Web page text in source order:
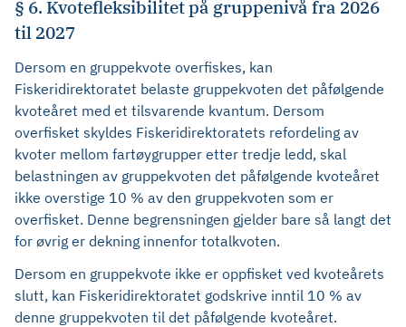
§ 6. Kvotefleksibilitet på gruppenivå fra 2026
til 2027
Dersom en gruppekvote overfiskes, kan
Fiskeridirektoratet belaste gruppekvoten det påfølgende
kvoteåret med et tilsvarende kvantum. Dersom
overfisket skyldes Fiskeridirektoratets refordeling av
kvoter mellom fartøygrupper etter tredje ledd, skal
belastningen av gruppekvoten det påfølgende kvoteåret
ikke overstige 10 % av den gruppekvoten som er
overfisket. Denne begrensningen gjelder bare så langt det
for øvrig er dekning innenfor totalkvoten.
Dersom en gruppekvote ikke er oppfisket ved kvoteårets
slutt, kan Fiskeridirektoratet godskrive inntil 10 % av
denne gruppekvoten til det påfølgende kvoteåret.